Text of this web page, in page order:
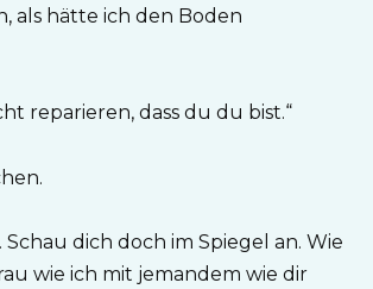
als hätte ich den Boden
reparieren, dass du du bist.“
Schau dich doch im Spiegel an. Wie
wie ich mit jemandem wie dir